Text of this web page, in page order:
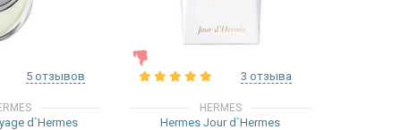
5 отзывов
d`Hermes
3 отзыва
HERMES
Hermes Jour d`Hermes